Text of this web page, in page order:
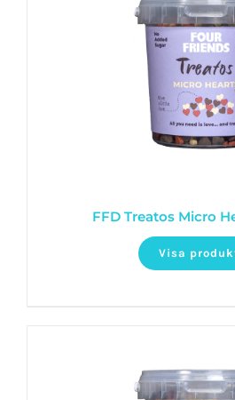
FFD Treatos Micro
Visa